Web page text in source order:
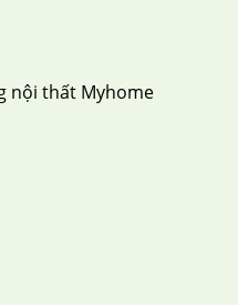
nội thất Myhome